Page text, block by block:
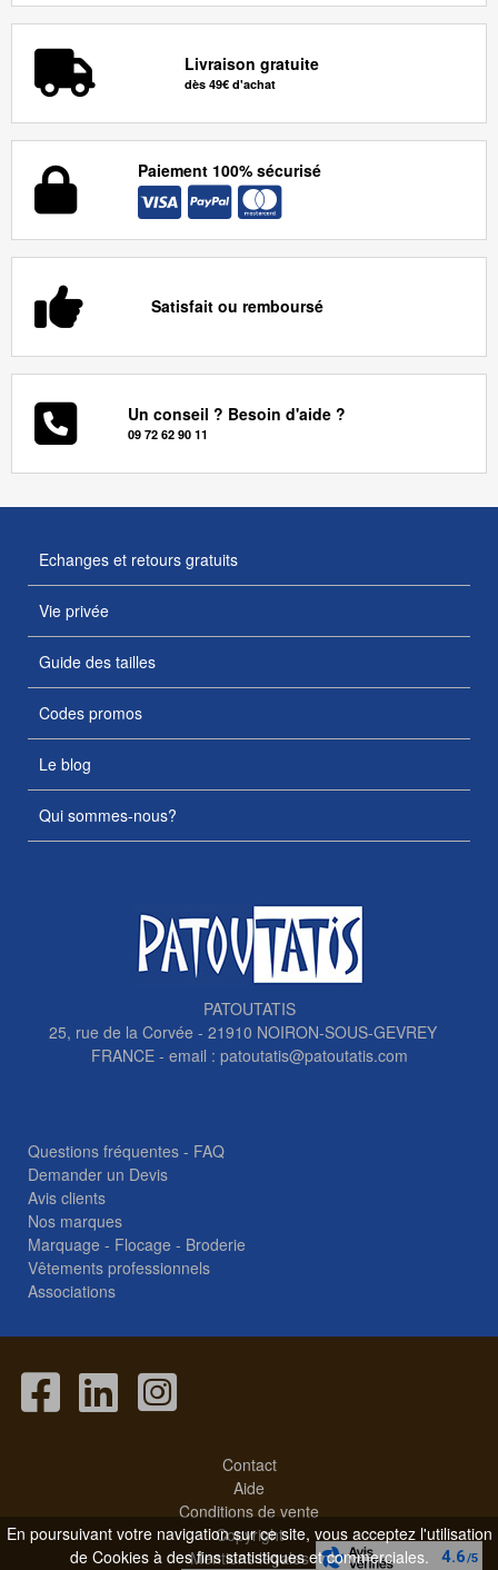
Livraison gratuite
dès 49€ d'achat
Paiement 100% sécurisé
Satisfait ou remboursé
Un conseil ? Besoin d'aide ?
09 72 62 90 11
Echanges et retours gratuits
Vie privée
Guide des tailles
Codes promos
Le blog
Qui sommes-nous?
PATOUTATIS
25, rue de la Corvée - 21910 NOIRON-SOUS-GEVREY
FRANCE - email : patoutatis@patoutatis.com
Questions fréquentes - FAQ
Demander un Devis
Avis clients
Nos marques
Marquage - Flocage - Broderie
Vêtements professionnels
Associations
Contact
Aide
Conditions de vente
Copyright
Mentions légales
En poursuivant votre navigation sur ce site, vous acceptez l'utilisation
de Cookies à des fins statistiques et commerciales.